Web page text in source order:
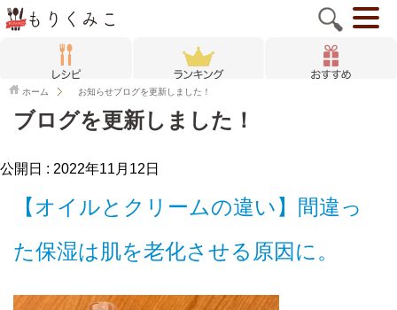
ホーム お知らせブログを更新しました！
ブログを更新しました！
公開日 : 2022年11月12日
【オイルとクリームの違い】間違っ
た保湿は肌を老化させる原因に。